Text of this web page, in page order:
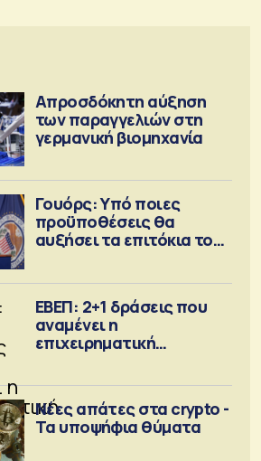
Απροσδόκητη αύξηση
των παραγγελιών στη
γερμανική βιομηχανία
Γουόρς: Υπό ποιες
προϋποθέσεις θα
αυξήσει τα επιτόκια τον
ΕΒΕΠ: 2+1 δράσεις που
αναμένει η
επιχειρηματική
Νέες απάτες στα crypto -
Τα υποψήφια θύματα